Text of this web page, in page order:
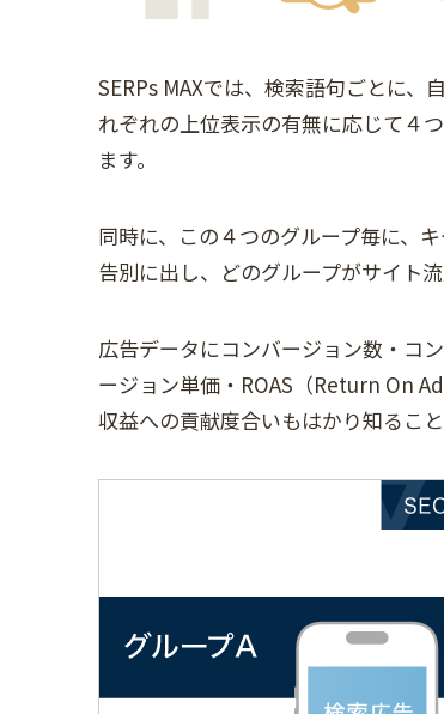
SERPs MAXでは、検索語句ごとに
れぞれの上位表示の有無に応じて４
ます。
同時に、この４つのグループ毎に、
告別に出し、どのグループがサイト
広告データにコンバージョン数・コ
ージョン単価・ROAS（Return On
収益への貢献度合いもはかり知ること